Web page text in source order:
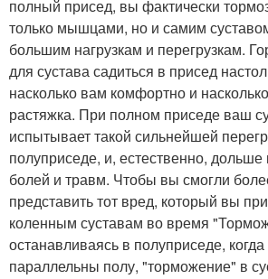
полный присед, вы фактически
только мышцами, но и самим
большим нагрузкам и перегрузкам.
для сустава садиться в присед
насколько вам комфортно и
растяжка. При полном приседе ваш
испытывает такой сильнейшей
полуприседе, и, естественно,
болей и травм. Чтобы вы смогли
представить тот вред, который вы
коленным суставам во время
останавливаясь в полуприседе,
параллельны полу, "торможение" в